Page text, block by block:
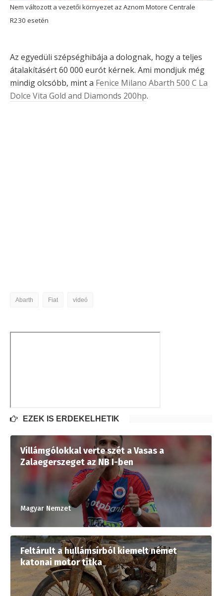
Nem változott a vezetői környezet az Aznom Motore Centrale
R230 esetén
Az egyedüli szépséghibája a dolognak, hogy a teljes
átalakításért 60 000 eurót kérnek. Ami mondjuk még
mindig olcsóbb, mint a Fenice Milano Abarth 500 C La
Dolce Vita Gold and Diamonds 200hp.
Abarth Fiat videó
EZEK IS ÉRDEKELHETIK
Villámgólokkal verte szét a Vasas a
Zalaegerszeget az NB I-ben
Magyar Nemzet
Feltárult a hullámsírból kiemelt német
katonai motor titka